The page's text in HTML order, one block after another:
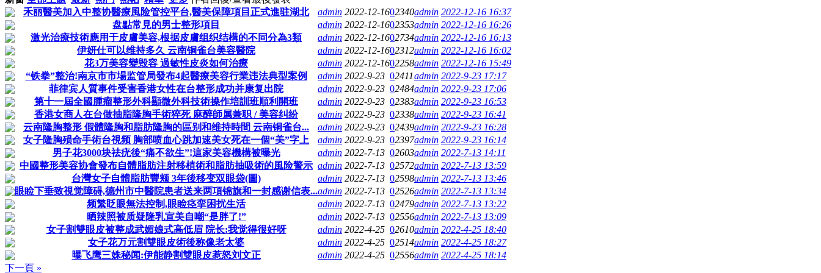
禾丽醫美加入中整协醫療風险管控平台,醫美保障項目正式進驻湖北
admin 2022-12-1602340admin 2022-12-16 16:37
盘點常見的男士整形項目
admin 2022-12-1602353admin 2022-12-16 16:26
激光治療技術應用于皮膚美容,根据皮膚组织结構的不同分為3類
admin 2022-12-1602734admin 2022-12-16 16:13
伊妍仕可以维持多久 云南铜雀台美容醫院
admin 2022-12-1602312admin 2022-12-16 16:02
花3万美容變毁容 過敏性皮炎如何治療
admin 2022-12-1602258admin 2022-12-16 15:49
“铁拳”整治!南京市市場监管局發布4起醫療美容行業违法典型案例
admin 2022-9-23 02411admin 2022-9-23 17:17
菲律宾人質事件受害香港女性在台整形成功并康复出院
admin 2022-9-23 02484admin 2022-9-23 17:06
第十一屆全國腫瘤整形外科顯微外科技術操作培訓班順利開班
admin 2022-9-23 02383admin 2022-9-23 16:53
香港女商人在台做抽脂隆胸手術猝死 麻醉師属兼职 / 美容纠纷
admin 2022-9-23 02338admin 2022-9-23 16:41
云南隆胸整形 假體隆胸和脂肪隆胸的區别和维持時間 云南铜雀台...
admin 2022-9-23 02439admin 2022-9-23 16:28
女子隆胸殒命手術台視频 胸部喷血心跳加速美女死在一個“美”字上
admin 2022-9-23 02397admin 2022-9-23 16:14
男子花3000块祛疣後“痛不欲生”!這家美容機構被曝光
admin 2022-7-13 02603admin 2022-7-13 14:11
中國整形美容协會發布自體脂肪注射移植術和脂肪抽吸術的風险警示 admin 2022-7-13 02572admin 2022-7-13 13:59
台灣女子自體脂肪豐颊 3年後移变双眼袋(圖)
admin 2022-7-13 02598admin 2022-7-13 13:46
眼睑下垂致視觉障碍,德州市中醫院患者送来两項锦旗和一封感谢信表...admin 2022-7-13 02526admin 2022-7-13 13:34
频繁眨眼無法控制,眼睑痉挛困扰生活
admin 2022-7-13 02479admin 2022-7-13 13:22
晒辣照被质疑隆乳宣美自嘲“是胖了!”
admin 2022-7-13 02556admin 2022-7-13 13:09
女子割雙眼皮被整成武媚娘式高低眉 院长:我觉得很好呀
admin 2022-4-25 02610admin 2022-4-25 18:40
女子花万元割雙眼皮術後称像老太婆
admin 2022-4-25 02514admin 2022-4-25 18:27
曝飞鹰三姝秘闻:伊能静割雙眼皮惹怒刘文正
admin 2022-4-25 02556admin 2022-4-25 18:14
下一頁 »